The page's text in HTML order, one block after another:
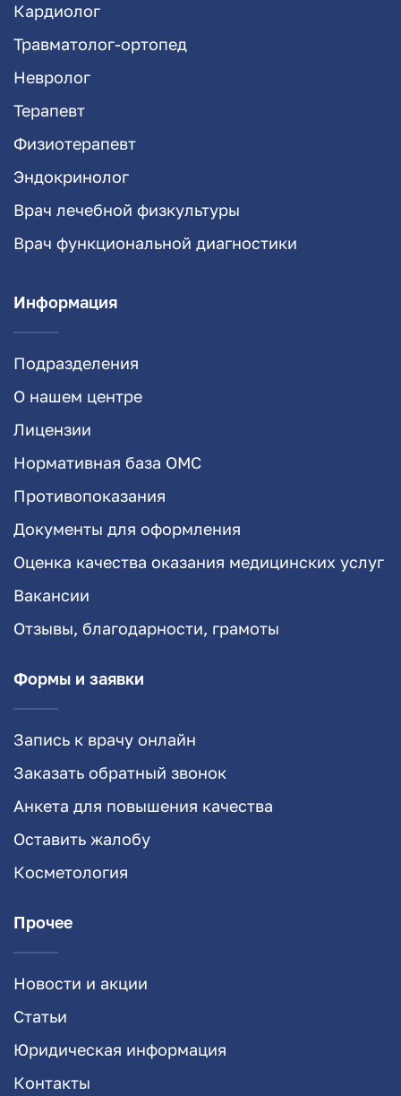
Кардиолог
Травматолог-ортопед
Невролог
Терапевт
Физиотерапевт
Эндокринолог
Врач лечебной физкультуры
Врач функциональной диагностики
Информация
Подразделения
О нашем центре
Лицензии
Нормативная база ОМС
Противопоказания
Документы для оформления
Оценка качества оказания медицинских услуг
Вакансии
Отзывы, благодарности, грамоты
Формы и заявки
Запись к врачу онлайн
Заказать обратный звонок
Анкета для повышения качества
Оставить жалобу
Косметология
Прочее
Новости и акции
Статьи
Юридическая информация
Контакты